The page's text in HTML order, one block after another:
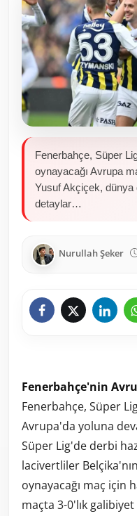
Kamu Kurumları ve Üst
Resmi Reklamlar
Fenerbahçe, Süper
oynayacağı Avrupa
Yusuf Akçiçek, dünya
detaylar…
Nurullah Şeker
Fenerbahçe'nin
Fenerbahçe, Süper
Avrupa'da yoluna
Süper Lig'de derbi
lacivertliler
oynayacağı maç için
maçta 3-0'lık